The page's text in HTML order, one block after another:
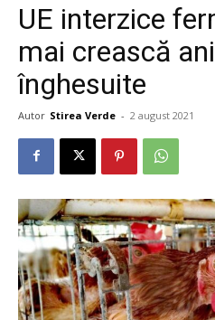
UE interzice
mai crească
înghesuite
Autor Stirea Verde - 2 august 2021